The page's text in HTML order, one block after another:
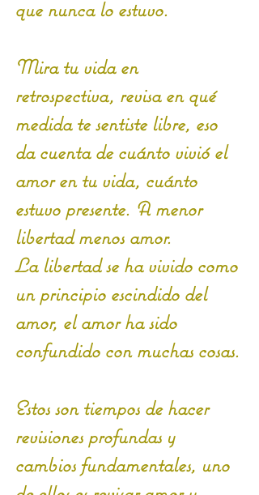
que nunca lo estuvo.
Mira tu vida en
retrospectiva, revisa en qué
medida te sentiste libre, eso
da cuenta de cuánto vivió el
amor en tu vida, cuánto
estuvo presente. A menor
libertad menos amor.
La libertad se ha vivido como
un principio escindido del
amor, el amor ha sido
confundido con muchas cosas.
Estos son tiempos de hacer
revisiones profundas y
cambios fundamentales, uno